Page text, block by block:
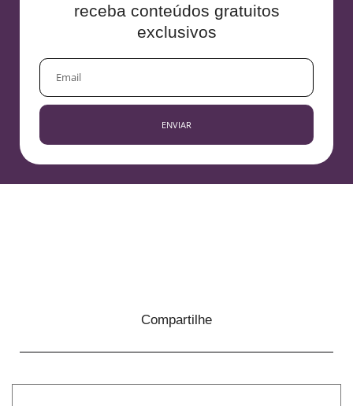
receba conteúdos gratuitos
exclusivos
EMAIL
ENVIAR
Compartilhe